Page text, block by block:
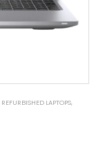
REFURBISHED LAPTOPS,